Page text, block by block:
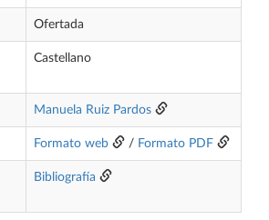
Ofertada
Castellano
Manuela Ruiz Pardos
Formato web / Formato PDF
Bibliografía